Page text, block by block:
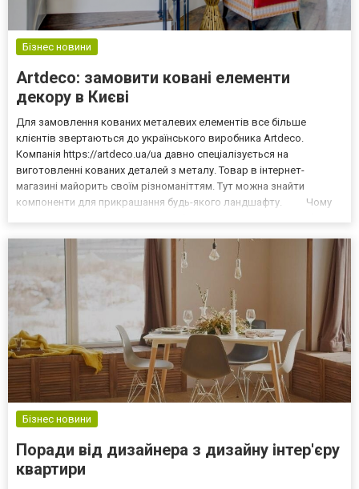
Бізнес новини
Artdeco: замовити ковані елементи
декору в Києві
Для замовлення кованих металевих елементів все більше
клієнтів звертаються до українського виробника Artdeco.
Компанія https://artdeco.ua/ua давно спеціалізується на
виготовленні кованих деталей з металу. Товар в інтернет-
магазині майорить своїм різноманіттям. Тут можна знайти
компоненти для прикрашання будь-якого ландшафту. Чому
Бізнес новини
Поради від дизайнера з дизайну інтер'єру
квартири